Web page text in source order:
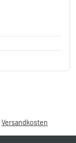
Versandkosten